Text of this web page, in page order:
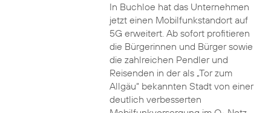
In Buchloe hat das Unternehmen
jetzt einen Mobilfunkstandort auf
5G erweitert. Ab sofort profitieren
die Bürgerinnen und Bürger sowie
die zahlreichen Pendler und
Reisenden in der als „Tor zum
Allgäu“ bekannten Stadt von einer
deutlich verbesserten